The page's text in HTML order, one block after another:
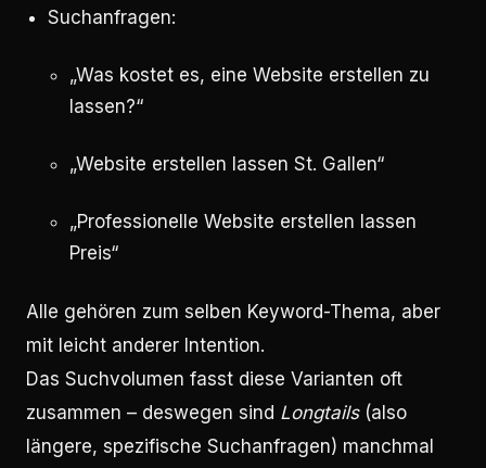
Suchanfragen:
„Was kostet es, eine Website erstellen zu
lassen?“
„Website erstellen lassen St. Gallen“
„Professionelle Website erstellen lassen
Preis“
Alle gehören zum selben Keyword-Thema, aber
mit leicht anderer Intention.
Das Suchvolumen fasst diese Varianten oft
zusammen – deswegen sind Longtails(also
längere, spezifische Suchanfragen) manchmal